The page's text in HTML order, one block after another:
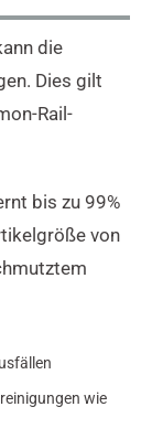
die
Dies gilt
Rail-
bis zu 99%
von
wie